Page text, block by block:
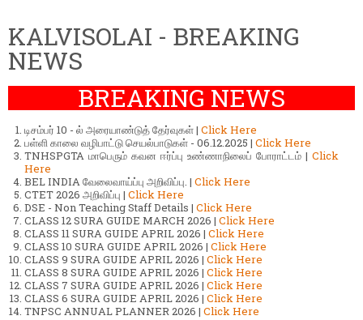
KALVISOLAI - BREAKING
NEWS
BREAKING NEWS
டிசம்பர் 10 - ல் அரையாண்டுத் தேர்வுகள் | Click Here
பள்ளி காலை வழிபாட்டு செயல்பாடுகள் - 06.12.2025 | Click Here
TNHSPGTA மாபெரும் கவன ஈர்ப்பு உண்ணாநிலைப் போராட்டம் | Click
Here
BEL INDIA வேலைவாய்ப்பு அறிவிப்பு. | Click Here
CTET 2026 அறிவிப்பு | Click Here
DSE - Non Teaching Staff Details | Click Here
CLASS 12 SURA GUIDE MARCH 2026 | Click Here
CLASS 11 SURA GUIDE APRIL 2026 | Click Here
CLASS 10 SURA GUIDE APRIL 2026 | Click Here
CLASS 9 SURA GUIDE APRIL 2026 | Click Here
CLASS 8 SURA GUIDE APRIL 2026 | Click Here
CLASS 7 SURA GUIDE APRIL 2026 | Click Here
CLASS 6 SURA GUIDE APRIL 2026 | Click Here
TNPSC ANNUAL PLANNER 2026 | Click Here